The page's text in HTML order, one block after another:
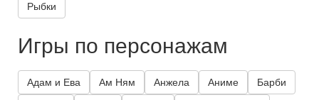
Рыбки
Игры по персонажам
Адам и Ева Ам Ням Анжела Аниме Барби